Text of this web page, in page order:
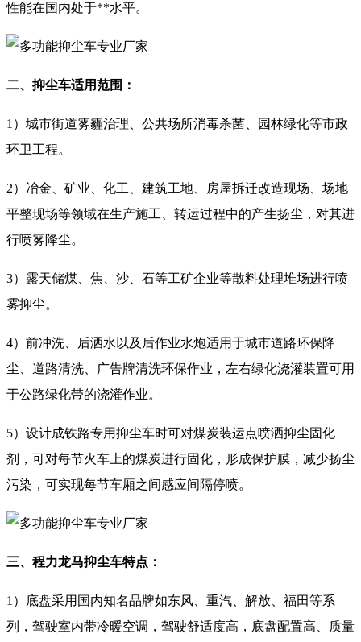
性能在国内处于**水平。
二、抑尘车适用范围：
1）城市街道雾霾治理、公共场所消毒杀菌、园林绿化等市政
环卫工程。
2）冶金、矿业、化工、建筑工地、房屋拆迁改造现场、场地
平整现场等领域在生产施工、转运过程中的产生扬尘，对其进
行喷雾降尘。
3）露天储煤、焦、沙、石等工矿企业等散料处理堆场进行喷
雾抑尘。
4）前冲洗、后洒水以及后作业水炮适用于城市道路环保降
尘、道路清洗、广告牌清洗环保作业，左右绿化浇灌装置可用
于公路绿化带的浇灌作业。
5）设计成铁路专用抑尘车时可对煤炭装运点喷洒抑尘固化
剂，可对每节火车上的煤炭进行固化，形成保护膜，减少扬尘
污染，可实现每节车厢之间感应间隔停喷。
三、程力龙马抑尘车特点：
1）底盘采用国内知名品牌如东风、重汽、解放、福田等系
列，驾驶室内带冷暖空调，驾驶舒适度高，底盘配置高、质量